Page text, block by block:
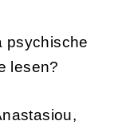
psychische
lesen?